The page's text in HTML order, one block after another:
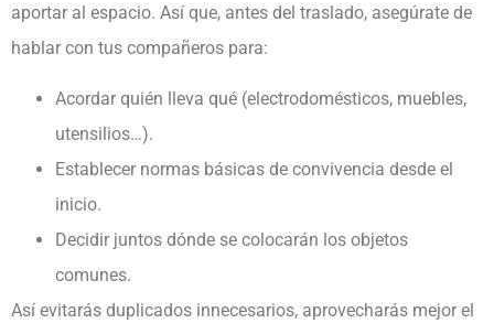
aportar al espacio. Así que, antes del traslado, asegúrate de
hablar con tus compañeros para:
Acordar quién lleva qué (electrodomésticos, muebles,
utensilios…).
Establecer normas básicas de convivencia desde el
inicio.
Decidir juntos dónde se colocarán los objetos
comunes.
Así evitarás duplicados innecesarios, aprovecharás mejor el